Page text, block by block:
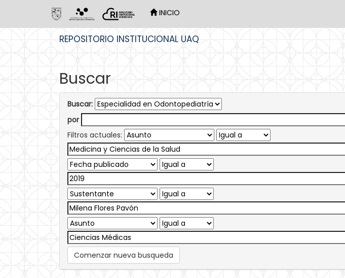
INICIO
REPOSITORIO INSTITUCIONAL UAQ
Buscar
Buscar:
por
Filtros actuales:
Comenzar nueva busqueda